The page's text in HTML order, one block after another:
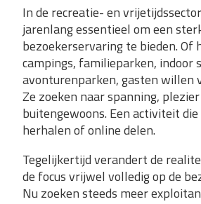
In de recreatie- en
jarenlang essentieel om een
bezoekerservaring te bieden. Of
campings, familieparken, indoor
avonturenparken, gasten willen
Ze zoeken naar spanning,
buitengewoons. Een activiteit
herhalen of online delen.
Tegelijkertijd verandert de
de focus vrijwel volledig op de
Nu zoeken steeds meer